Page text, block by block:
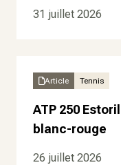
31 juillet 2026
Article Tennis
ATP 250
blanc-rouge
26 juillet 2026